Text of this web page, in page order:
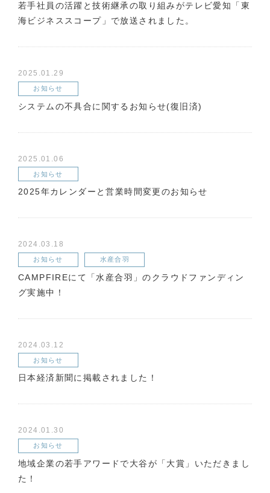
若手社員の活躍と技術継承の取り組みがテレビ愛知「東
海ビジネススコープ」で放送されました。
2025.01.29
お知らせ
システムの不具合に関するお知らせ(復旧済)
2025.01.06
お知らせ
2025年カレンダーと営業時間変更のお知らせ
2024.03.18
お知らせ 水産合羽
CAMPFIREにて「水産合羽」のクラウドファンディン
グ実施中！
2024.03.12
お知らせ
日本経済新聞に掲載されました！
2024.01.30
お知らせ
地域企業の若手アワードで大谷が「大賞」いただきまし
た！